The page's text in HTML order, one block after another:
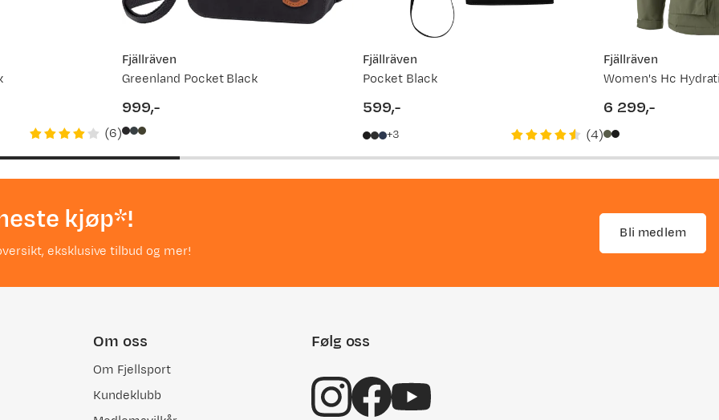
(6)
Fjällräven
Greenland Pocket Black
price
999,-
Fjällräven
Pocket Black
599,-
3 (4)
Fjällräven
6 299,-
kjøp*!
eksklusive tilbud og mer!
Bli medlem
Om oss
Om Fjellsport
Kundeklubb
Følg oss